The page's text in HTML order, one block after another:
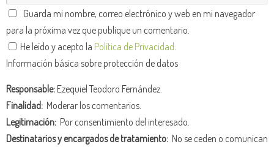
Guarda mi nombre, correo electrónico y web en mi navegador
para la próxima vez que publique un comentario.
He leído y acepto la Política de Privacidad
Información básica sobre protección de datos
Responsable:Ezequiel Teodoro Fernández.
Finalidad: Moderar los comentarios.
Legitimación: Por consentimiento del interesado.
Destinatarios y encargados de tratamiento: No se ceden o comunican